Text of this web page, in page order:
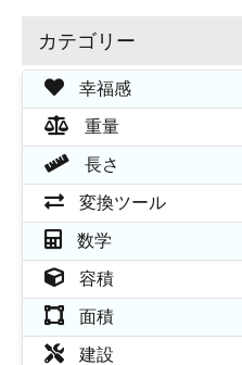
カテゴリー
幸福感
重量
長さ
変換ツール
数学
容積
面積
建設